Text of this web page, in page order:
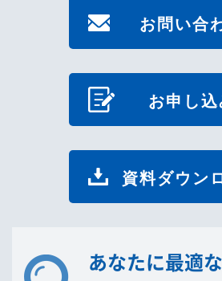
お問い合
お申し込
資料ダウン
あなたに最適